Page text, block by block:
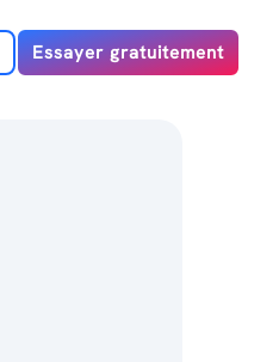
Essayer gratuitement